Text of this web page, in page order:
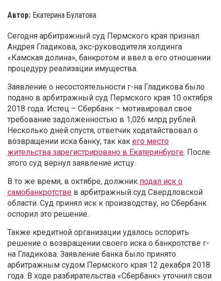
Автор: Екатерина Булатова
Сегодня арбитражный суд Пермского края признал
Андрея Гладикова, экс-руководителя холдинга
«Камская долина», банкротом и ввел в его отношении
процедуру реализации имущества.
Заявление о несостоятельности г-на Гладикова было
подано в арбитражный суд Пермского края 10 октября
2018 года. Истец – Сбербанк – мотивировал свое
требование задолженностью в 1,026 млрд рублей.
Несколько дней спустя, ответчик ходатайствовал о
возвращении иска банку, так как его место
жительства зарегистрировано в Екатеринбурге. После
этого суд вернул заявление истцу.
В то же время, в октябре, должник подал иск о
самобанкротстве в арбитражный суд Свердловской
области. Суд принял иск к производству, но Сбербанк
оспорил это решение.
Также кредитной организации удалось оспорить
решение о возвращении своего иска о банкротстве г-
на Гладикова. Заявление банка было принято
арбитражным судом Пермского края 12 декабря 2018
года. В ходе разбирательства «Сбербанк» уточнил свои